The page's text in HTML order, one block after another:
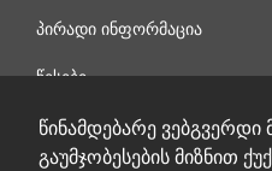
წინამდებარე ვებგვერდი
გაუმჯობესების მიზნით
პირადი ინფორმაცია
წესები
დაგვიკავშირდით